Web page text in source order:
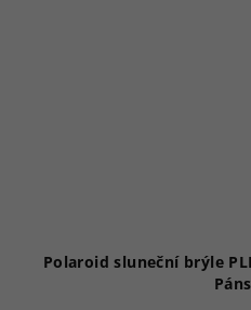
Polaroid sluneční brýle